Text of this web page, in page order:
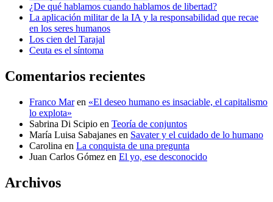
¿De qué hablamos cuando hablamos de libertad?
La aplicación militar de la IA y la responsabilidad que recae
en los seres humanos
Los cien del Tarajal
Ceuta es el síntoma
Comentarios recientes
Franco Maren «El deseo humano es insaciable, el capitalismo
lo explota»
Sabrina Di Scipio en Teoría de conjuntos
María Luisa Sabajanes en Savater y el cuidado de lo humano
Carolina en La conquista de una pregunta
Juan Carlos Gómez en El yo, ese desconocido
Archivos